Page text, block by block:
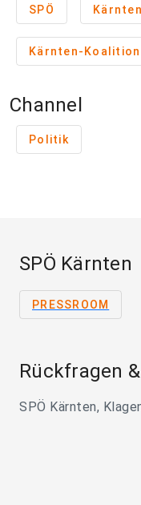
SPÖ Kärnten
Kärnten-Koalition
Channel
Politik
SPÖ Kärnten
PRESSROOM
Rückfragen
SPÖ Kärnten,